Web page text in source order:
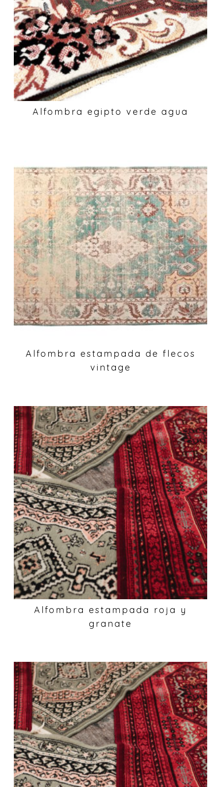
Alfombra egipto verde agua
Alfombra estampada de flecos
vintage
Alfombra estampada roja y
granate